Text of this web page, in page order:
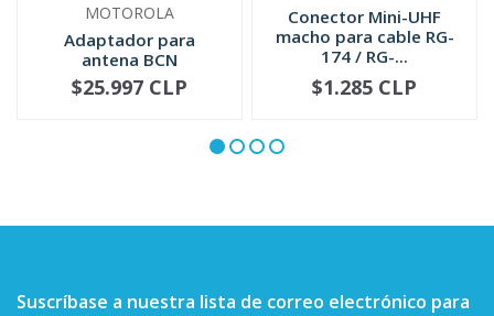
MOTOROLA
Adaptador para
antena BCN
5885705M02
NOT AVAILABLE
$25.997 CLP
Conector Mini-UHF
macho para cable RG-
174 / RG-...
+
$1.285 CLP
Suscríbase a nuestra lista de correo electrónico para